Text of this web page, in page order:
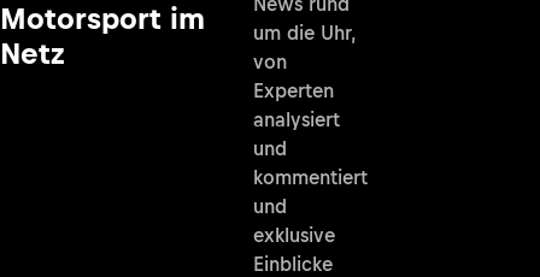
Motorsport im
Netz
um die Uhr,
von
Experten
analysiert
und
kommentiert
und
exklusive
Einblicke